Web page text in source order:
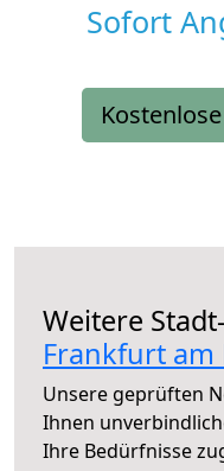
Sofort
Weitere
Frankfurt am
Unsere geprüften
Ihnen
Ihre Bedürfnisse